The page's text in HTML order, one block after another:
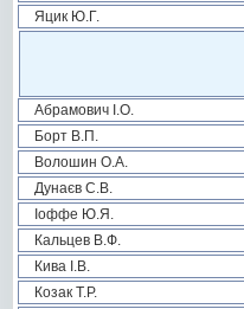
Яцик Ю.Г.
Абрамович І.О.
Борт В.П.
Волошин О.А.
Дунаєв С.В.
Іоффе Ю.Я.
Кальцев В.Ф.
Кива І.В.
Козак Т.Р.